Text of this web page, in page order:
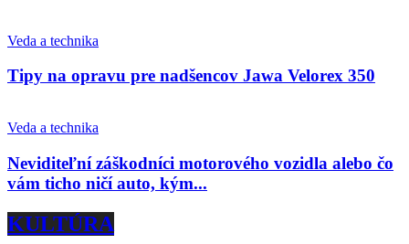
Veda a technika
Tipy na opravu pre nadšencov Jawa Velorex 350
Veda a technika
Neviditeľní záškodníci motorového vozidla alebo čo
vám ticho ničí auto, kým...
KULTÚRA